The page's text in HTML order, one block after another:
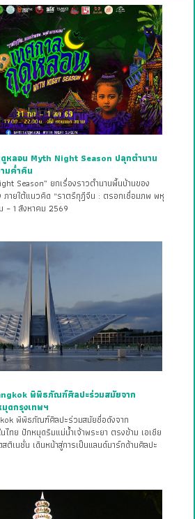
หลอน Myth Night Season ปลุกตำนาน
มค่ำคืน
Season” ยกเรื่องราวตำนานพื้นบ้านของ
ภายใต้แนวคิด “ราตรีกุฎีจีน : ตรอกเชื่อมภพ พหุ
– 1 สิงหาคม 2569
พิพิธภัณฑ์ศิลปะร่วมสมัยจาก
ดกรุงเทพฯ
พิพิธภัณฑ์ศิลปะร่วมสมัยชื่อดังจาก
ไทย ปักหมุดริมแม่น้ำเจ้าพระยา ตรงข้าม เอเชีย
ติเนชั่น เดินหน้าสู่การเป็นแลนด์มาร์กด้านศิลปะ